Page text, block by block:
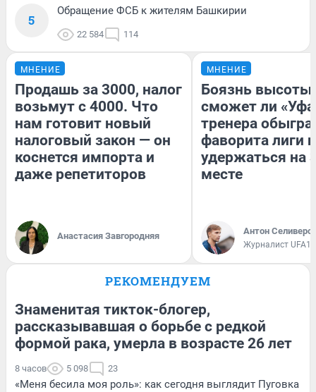
5
Обращение ФСБ к жителям Башкирии
22 584 114
МНЕНИЕ
Продашь за 3000, налог
возьмут с 4000. Что
нам готовит новый
налоговый закон — он
коснется импорта и
даже репетиторов
Анастасия Завгородняя
МНЕНИЕ
Боязнь высоты:
сможет ли
тренера
фаворита лиги и
удержаться на
месте
Антон
Журналист
РЕКОМЕНДУЕМ
Знаменитая тикток-блогер,
рассказывавшая о борьбе с редкой
формой рака, умерла в возрасте 26 лет
8 часов 5 098 23
«Меня бесила моя роль»: как сегодня выглядит Пуговка